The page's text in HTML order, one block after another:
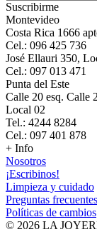
Suscribirme
Montevideo
Costa Rica 1666
Cel.: 096 425 736
José Ellauri 350,
Cel.: 097 013 471
Punta del Este
Calle 20 esq. Calle
Local 02
Tel.: 4244 8284
Cel.: 097 401 878
+ Info
Nosotros
¡Escribinos!
Limpieza y cuidado
Preguntas frecuentes
Políticas de cambios
© 2026 LA